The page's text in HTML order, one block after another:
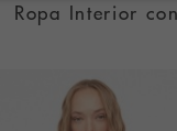
Ropa Interior